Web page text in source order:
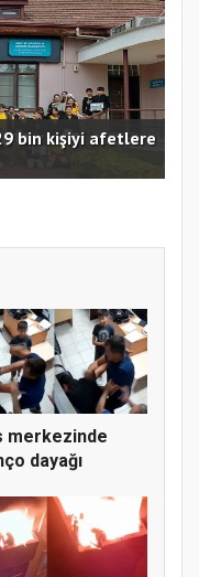
bin kişiyi afetlere
merkezinde
dayağı